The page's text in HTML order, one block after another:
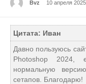
Bvz 10 апреля
Цитата: Иван
Давно пользуюсь
Photoshop 2024,
нормальную
сетапов. Благодарю!